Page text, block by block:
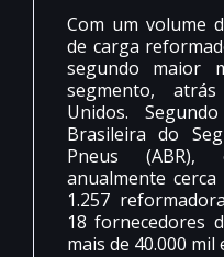
Com um volume
de carga
segundo maior
segmento,
Unidos.
Brasileira do
Pneus
anualmente
1.257
18 fornecedores
mais de 40.000